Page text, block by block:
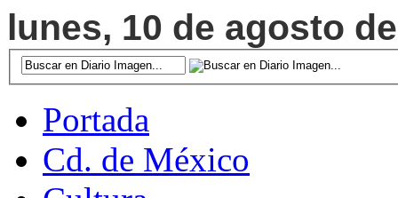
lunes, 10 de agosto
Portada
Cd. de México